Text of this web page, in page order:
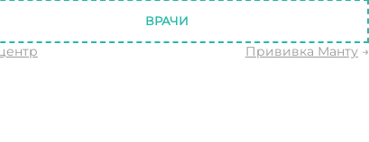
ВРАЧИ
Прививка Манту→